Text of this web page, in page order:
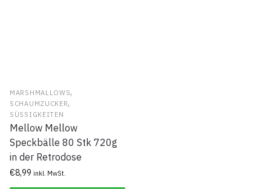
MARSHMALLOWS,
SCHAUMZUCKER,
SÜSSIGKEITEN
Mellow Mellow
Speckbälle 80 Stk 720g
in der Retrodose
€8,99 inkl. MwSt.